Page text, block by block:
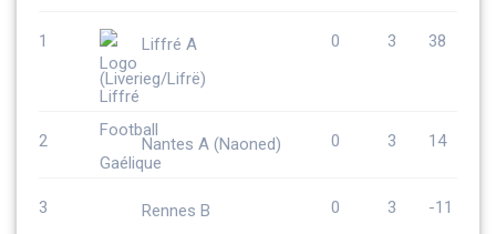
1
Liffré A
(Liverieg/Lifrë)
0 3 38
2 Nantes A (Naoned) 0 3 14
3
Rennes B
0 3 -11